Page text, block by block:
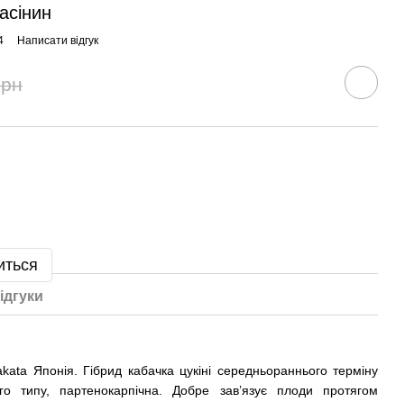
Написати відгук
Японія. Гібрид кабачка цукіні середньораннього терміну
типу, партенокарпічна. Добре зав’язує плоди протягом